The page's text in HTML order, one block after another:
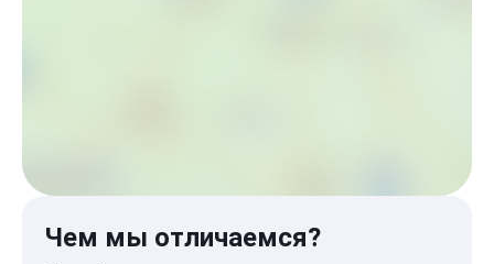
Чем мы отличаемся?